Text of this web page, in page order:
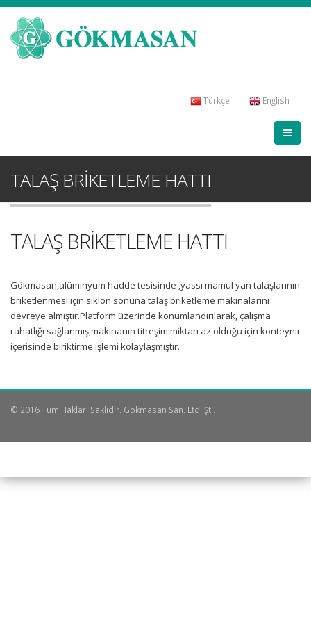
Türkçe English
TALAŞ BRİKETLEME HATTI
TALAŞ BRİKETLEME HATTI
Gökmasan,alüminyum hadde tesisinde ,yassı mamul yan talaşlarının
briketlenmesi için siklon sonuna talaş briketleme makinalarını
devreye almıştır.Platform üzerinde konumlandırılarak, çalışma
rahatlığı sağlanmış,makinanın titreşim miktarı az olduğu için konteynır
içerisinde biriktirme işlemi kolaylaşmıştır.
© 2016 Tüm Hakları Saklıdır. Gökmasan San. Ltd. Şti.